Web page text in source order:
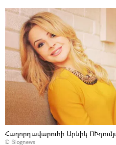
Հաղորդավարուհի Արևիկ
© Blognews